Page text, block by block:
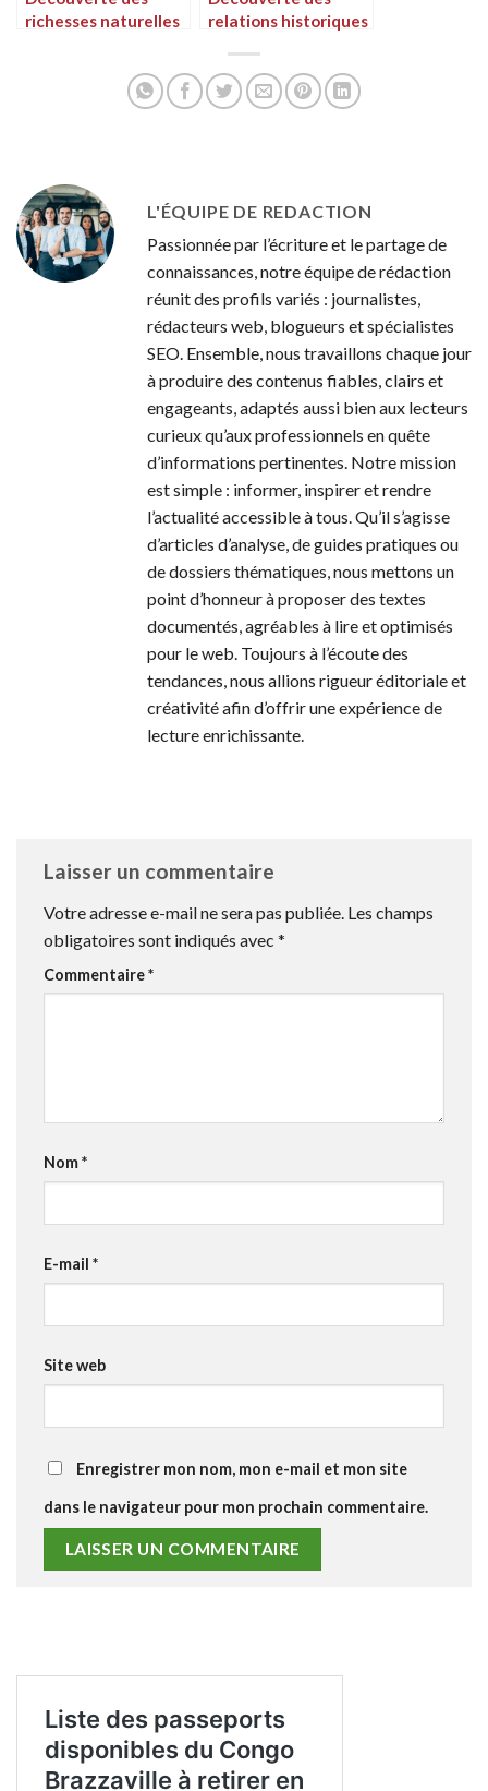
richesses naturelles
relations historiques
L'ÉQUIPE DE REDACTION
Passionnée par l’écriture et le partage de
connaissances, notre équipe de rédaction
réunit des profils variés : journalistes,
rédacteurs web, blogueurs et spécialistes
SEO. Ensemble, nous travaillons chaque jour
à produire des contenus fiables, clairs et
engageants, adaptés aussi bien aux lecteurs
curieux qu’aux professionnels en quête
d’informations pertinentes. Notre mission
est simple : informer, inspirer et rendre
l’actualité accessible à tous. Qu’il s’agisse
d’articles d’analyse, de guides pratiques ou
de dossiers thématiques, nous mettons un
point d’honneur à proposer des textes
documentés, agréables à lire et optimisés
pour le web. Toujours à l’écoute des
tendances, nous allions rigueur éditoriale et
créativité afin d’offrir une expérience de
lecture enrichissante.
Laisser un commentaire
Votre adresse e-mail ne sera pas publiée. Les champs
obligatoires sont indiqués avec *
Commentaire*
Nom*
E-mail *
Site web
Enregistrer mon nom, mon e-mail et mon site
dans le navigateur pour mon prochain commentaire.